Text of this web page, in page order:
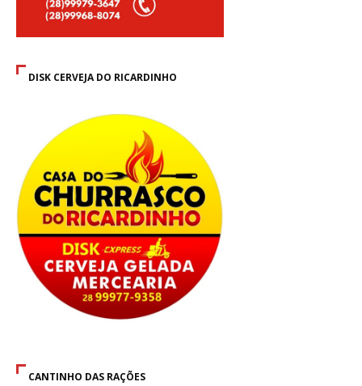
DISK CERVEJA DO RICARDINHO
CANTINHO DAS RAÇÕES